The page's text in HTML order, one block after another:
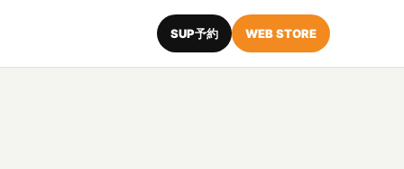
SUP予約 WEB STORE